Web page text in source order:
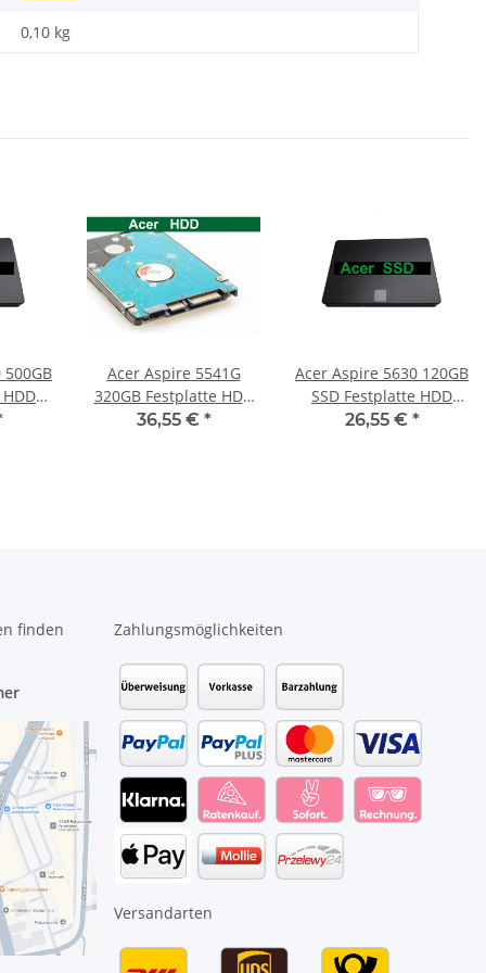
0,10 kg
Acer Aspire 5541G
320GB Festplatte HDD
SATA 2,5" 5400RPM36,55 € *
Acer Aspire 5630 120GB
SSD Festplatte HDD
SATA 2,5"
26,55 € *
finden
Zahlungsmöglichkeiten
Versandarten